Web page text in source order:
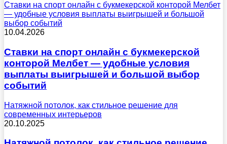
Ставки на спорт онлайн с букмекерской конторой Мелбет
— удобные условия выплаты выигрышей и большой
выбор событий
10.04.2026
Ставки на спорт онлайн с букмекерской
конторой Мелбет — удобные условия
выплаты выигрышей и большой выбор
событий
Натяжной потолок, как стильное решение для
современных интерьеров
20.10.2025